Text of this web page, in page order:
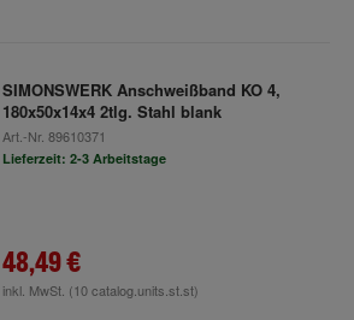
SIMONSWERK Anschweißband KO 4,
180x50x14x4 2tlg. Stahl blank
Art.-Nr. 89610371
Lieferzeit: 2-3 Arbeitstage
48,49 €
inkl. MwSt. (10 catalog.units.st.st)